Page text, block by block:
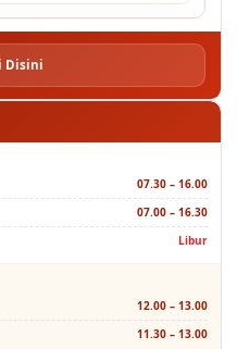
07.00 – 16.30
Libur
11.30 – 13.00